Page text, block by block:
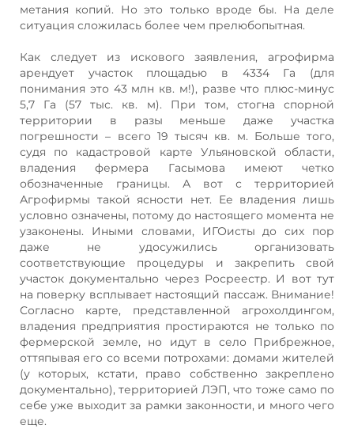
метания копий. Но это только вроде бы. На деле
ситуация сложилась более чем прелюбопытная.
Как следует из искового заявления, агрофирма
арендует участок площадью в 4334 Га (для
понимания это 43 млн кв. м!), разве что плюс-минус
5,7 Га (57 тыс. кв. м). При том, стогна спорной
территории в разы меньше даже участка
погрешности – всего 19 тысяч кв. м. Больше того,
судя по кадастровой карте Ульяновской области,
владения фермера Гасымова имеют четко
обозначенные границы. А вот с территорией
Агрофирмы такой ясности нет. Ее владения лишь
условно означены, потому до настоящего момента не
узаконены. Иными словами, ИГОисты до сих пор
даже не удосужились организовать
соответствующие процедуры и закрепить свой
участок документально через Росреестр. И вот тут
на поверку всплывает настоящий пассаж. Внимание!
Согласно карте, представленной агрохолдингом,
владения предприятия простираются не только по
фермерской земле, но идут в село Прибрежное,
оттяпывая его со всеми потрохами: домами жителей
(у которых, кстати, право собственно закреплено
документально), территорией ЛЭП, что тоже само по
себе уже выходит за рамки законности, и много чего
еще.